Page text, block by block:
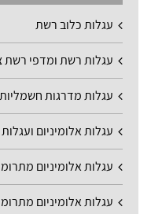
עגלות כלוב רשת
עגלות רשת ומדפי רשת
עגלות מדרגות חשמליות
עגלות אלומיניום
עגלות אלומיניום
עגלות אלומיניום